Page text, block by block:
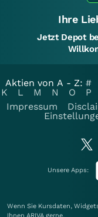
Ihre
Jetzt Depot
Aktien von A - Z: #
K
L M N O P
Impressum
Unsere Apps:
Wenn Sie Kursdaten,